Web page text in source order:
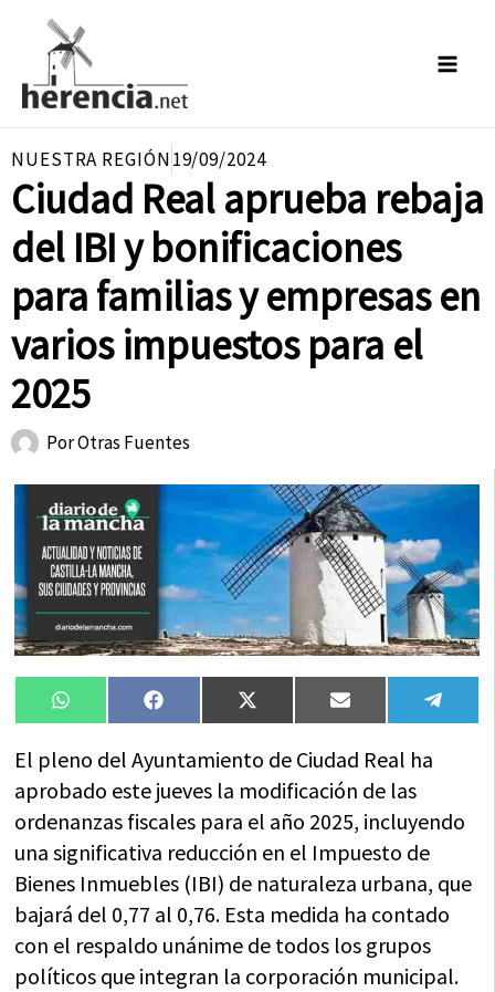
contenido
NUESTRA REGIÓN19/09/2024
Ciudad Real aprueba rebaja
del IBI y bonificaciones
para familias y empresas en
varios impuestos para el
2025
PorOtras Fuentes
Compartir
en
WhatsAppCompartir
en
FacebookCompartir
en
X
(Twitter)
Compartir
en
Email
en
El pleno del Ayuntamiento de Ciudad Real ha
aprobado este jueves la modificación de las
ordenanzas fiscales para el año 2025, incluyendo
una significativa reducción en el Impuesto de
Bienes Inmuebles (IBI) de naturaleza urbana, que
bajará del 0,77 al 0,76. Esta medida ha contado
con el respaldo unánime de todos los grupos
políticos que integran la corporación municipal.